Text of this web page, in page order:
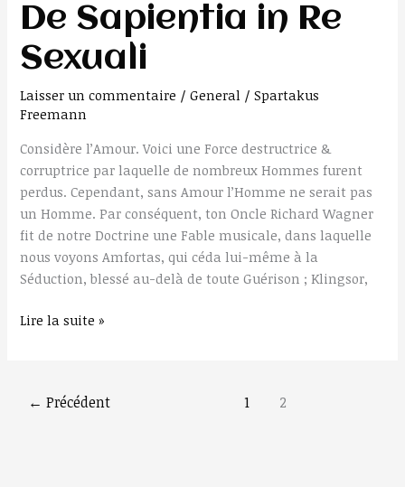
De Sapientia in Re
Sexuali
Laisser un commentaire /General /Spartakus
Freemann
Considère l’Amour. Voici une Force destructrice &
corruptrice par laquelle de nombreux Hommes furent
perdus. Cependant, sans Amour l’Homme ne serait pas
un Homme. Par conséquent, ton Oncle Richard Wagner
fit de notre Doctrine une Fable musicale, dans laquelle
nous voyons Amfortas, qui céda lui-même à la
Séduction, blessé au-delà de toute Guérison ; Klingsor,
De
Sapientia
in
Re
Sexuali
Lire la suite »
← Précédent 1 2